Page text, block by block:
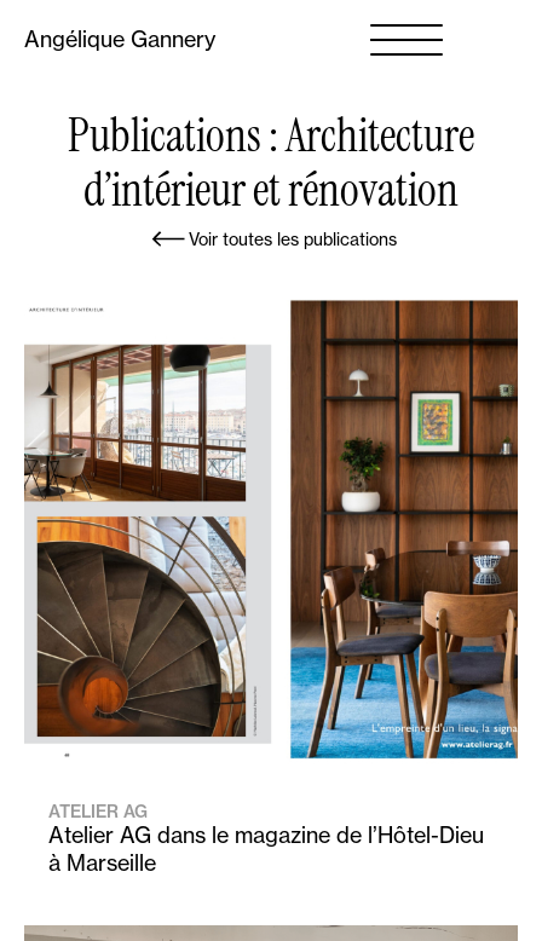
Angélique Gannery
Publications : Architecture
d’intérieur et rénovation
Voir toutes les publications
ATELIER AG
Atelier AG dans le magazine de l’Hôtel-Dieu
à Marseille